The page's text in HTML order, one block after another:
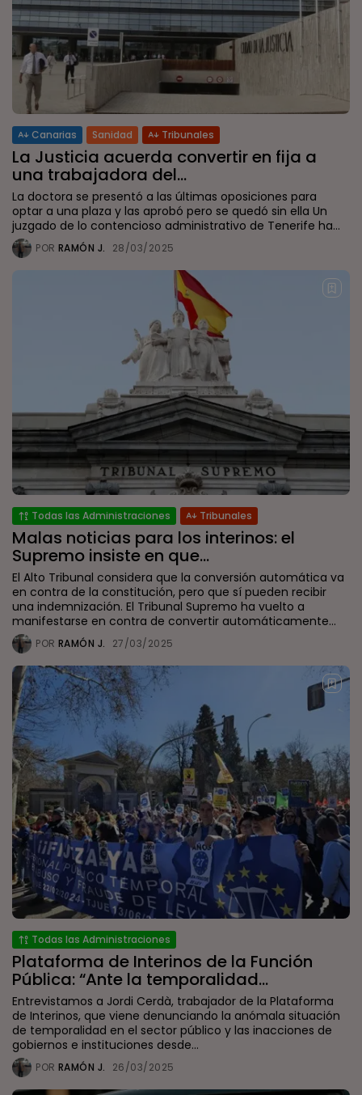
Canarias Sanidad Tribunales
La Justicia acuerda convertir en fija a
una trabajadora del...
La doctora se presentó a las últimas oposiciones para
optar a una plaza y las aprobó pero se quedó sin ella Un
juzgado de lo contencioso administrativo de Tenerife ha...
POR RAMÓN J. 28/03/2025
Todas las Administraciones Tribunales
Malas noticias para los interinos: el
Supremo insiste en que...
El Alto Tribunal considera que la conversión automática va
en contra de la constitución, pero que sí pueden recibir
una indemnización. El Tribunal Supremo ha vuelto a
manifestarse en contra de convertir automáticamente...
POR RAMÓN J. 27/03/2025
Todas las Administraciones
Plataforma de Interinos de la Función
Pública: “Ante la temporalidad...
Entrevistamos a Jordi Cerdà, trabajador de la Plataforma
de Interinos, que viene denunciando la anómala situación
de temporalidad en el sector público y las inacciones de
gobiernos e instituciones desde...
POR RAMÓN J. 26/03/2025